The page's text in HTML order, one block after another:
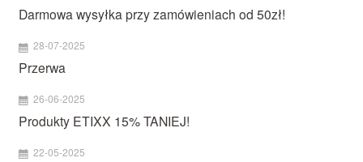
Darmowa wysyłka przy zamówieniach od 50zł!
28-07-2025
Przerwa
26-06-2025
Produkty ETIXX 15% TANIEJ!
22-05-2025